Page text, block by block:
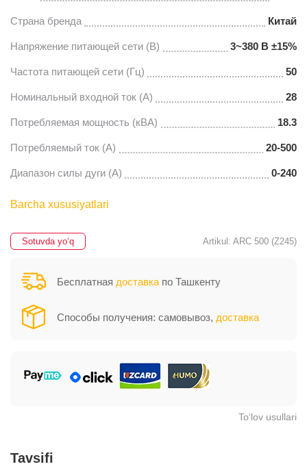
Страна бренда Китай
Напряжение питающей сети (В) 3~380 В ±15%
Частота питающей сети (Гц) 50
Номинальный входной ток (А) 28
Потребляемая мощность (кВА) 18.3
Потребляемый ток (A) 20-500
Диапазон силы дуги (A) 0-240
Barcha xususiyatlari
Sotuvda yo‘q Artikul: ARC 500 (Z245)
Бесплатная доставка по Ташкенту
Способы получения: самовывоз, доставка
To‘lov usullari
Tavsifi